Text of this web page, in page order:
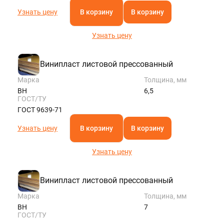
Узнать цену В корзину В корзину
Узнать цену
Винипласт листовой прессованный
Марка
ВН
Толщина, мм
6,5
ГОСТ/ТУ
ГОСТ 9639-71
Узнать цену В корзину В корзину
Узнать цену
Винипласт листовой прессованный
Марка
ВН
Толщина, мм
7
ГОСТ/ТУ